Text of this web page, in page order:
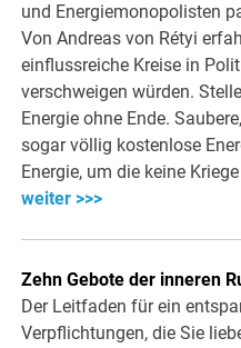
und Energiemonopolisten
Von Andreas von Rétyi
einflussreiche Kreise in
verschweigen würden.
Energie ohne Ende.
sogar völlig kostenlose
Energie, um die keine
weiter >>>
Zehn Gebote der inneren
Der Leitfaden für ein
Verpflichtungen, die Sie